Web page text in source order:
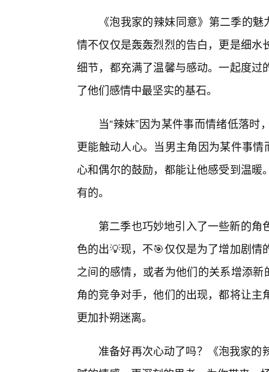
《泡我家的辣妹同意》第二季的
情不仅仅是轰轰烈烈的告白，更是细
细节，都充满了温馨与感动。一起度
了他们感情中最坚实的基石。
当“辣妹”因为某件事而情绪低落
更能触动人心。当男主角因为某件事
心和偶尔的鼓励，都能让他感受到温
有的。
第二季也巧妙地引入了一些新的
色的出💡现，不🎯仅仅是为了增加剧
之间的感情，或者为他们的关系增添
角的竞争对手，他们的出现，都将让
更加扑朔迷离。
准备好再次心动了吗？《泡我家